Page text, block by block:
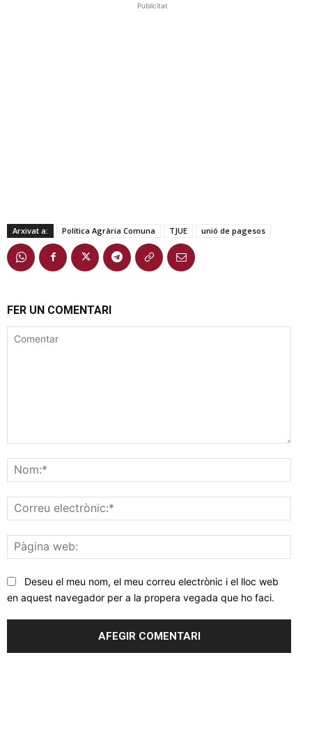
Publicitat
Arxivat a: Política Agrària Comuna TJUE unió de pagesos
FER UN COMENTARI
web:
Deseu el meu nom, el meu correu electrònic i el lloc web
en aquest navegador per a la propera vegada que ho faci.